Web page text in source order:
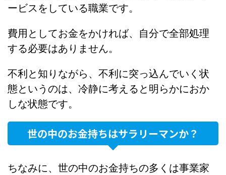
ービスをしている職業です。
費用としてお金をかければ、自分で全部処理
する必要はありません。
不利と知りながら、不利に突っ込んでいく状
態というのは、冷静に考えると明らかにおか
しな状態です。
世の中のお金持ちはサラリーマンか？
ちなみに、世の中のお金持ちの多くは事業家